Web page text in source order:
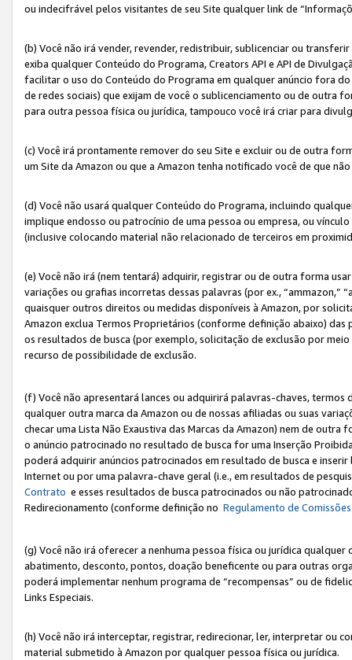
ou indecifrável pelos visitantes de seu Site qualquer link de
(b) Você não irá vender, revender, redistribuir, sublicenciar ou
exiba qualquer Conteúdo do Programa, Creators API e API de
facilitar o uso do Conteúdo do Programa em qualquer anúncio fora
de redes sociais) que exijam de você o sublicenciamento ou de outra
para outra pessoa física ou jurídica, tampouco você irá criar para
(c) Você irá prontamente remover do seu Site e excluir ou de outra
um Site da Amazon ou que a Amazon tenha notificado você de que
(d) Você não usará qualquer Conteúdo do Programa, incluindo
implique endosso ou patrocínio de uma pessoa ou empresa, ou
(inclusive colocando material não relacionado de terceiros em
(e) Você não irá (nem tentará) adquirir, registrar ou de outra forma
variações ou grafias incorretas dessas palavras (por ex., “ammazon,”
quaisquer outros direitos ou medidas disponíveis à Amazon, por
Amazon exclua Termos Proprietários (conforme definição abaixo)
os resultados de busca (por exemplo, solicitação de exclusão por
recurso de possibilidade de exclusão.
(f) Você não apresentará lances ou adquirirá palavras-chaves,
qualquer outra marca da Amazon ou de nossas afiliadas ou suas
checar uma Lista Não Exaustiva das Marcas da Amazon) nem de
o anúncio patrocinado no resultado de busca for uma Inserção
poderá adquirir anúncios patrocinados em resultado de busca e
Internet ou por uma palavra-chave geral (i.e., em resultados de
Contrato e esses resultados de busca patrocinados ou não
Redirecionamento (conforme definição no Regulamento de Comissões
(g) Você não irá oferecer a nenhuma pessoa física ou jurídica
abatimento, desconto, pontos, doação beneficente ou para outras
poderá implementar nenhum programa de “recompensas” ou de
Links Especiais.
(h) Você não irá interceptar, registrar, redirecionar, ler, interpretar
material submetido à Amazon por qualquer pessoa física ou jurídica.